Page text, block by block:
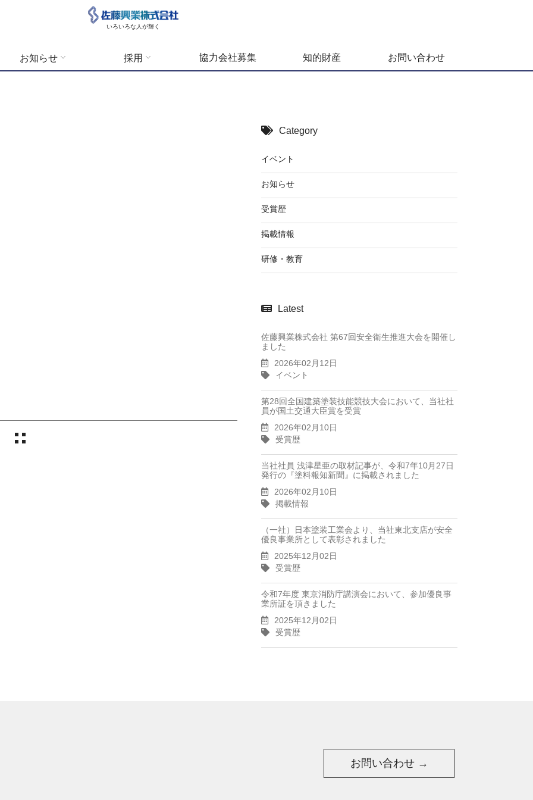
いろいろな人が輝く
お知らせ 採用 協力会社募集 知的財産 お問い合わせ
Category
イベント
お知らせ
受賞歴
掲載情報
研修・教育
Latest
佐藤興業株式会社 第67回安全衛生推進大会を開催し
ました
2026年02月12日
イベント
第28回全国建築塗装技能競技大会において、当社社
員が国土交通大臣賞を受賞
2026年02月10日
受賞歴
当社社員 浅津星亜の取材記事が、令和7年10月27日
発行の『塗料報知新聞』に掲載されました
2026年02月10日
掲載情報
（一社）日本塗装工業会より、当社東北支店が安全
優良事業所として表彰されました
2025年12月02日
受賞歴
令和7年度 東京消防庁講演会において、参加優良事
業所証を頂きました
2025年12月02日
受賞歴
お問い合わせ →